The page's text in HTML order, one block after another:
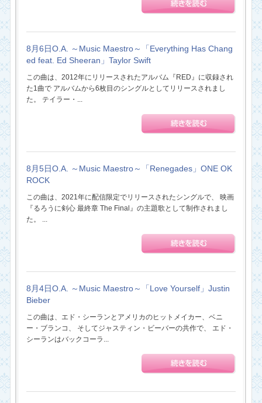
8月6日O.A. ～Music Maestro～「Everything Has Chang
ed feat. Ed Sheeran」Taylor Swift
この曲は、2012年にリリースされたアルバム『RED』に収録され
た1曲で アルバムから6枚目のシングルとしてリリースされまし
た。 テイラー・...
8月5日O.A. ～Music Maestro～「Renegades」ONE OK
ROCK
この曲は、2021年に配信限定でリリースされたシングルで、 映画
『るろうに剣心 最終章 The Final』の主題歌として制作されまし
た。 ...
8月4日O.A. ～Music Maestro～「Love Yourself」Justin
Bieber
この曲は、エド・シーランとアメリカのヒットメイカー、ベニ
ー・ブランコ、 そしてジャスティン・ビーバーの共作で、 エド・
シーランはバックコーラ...